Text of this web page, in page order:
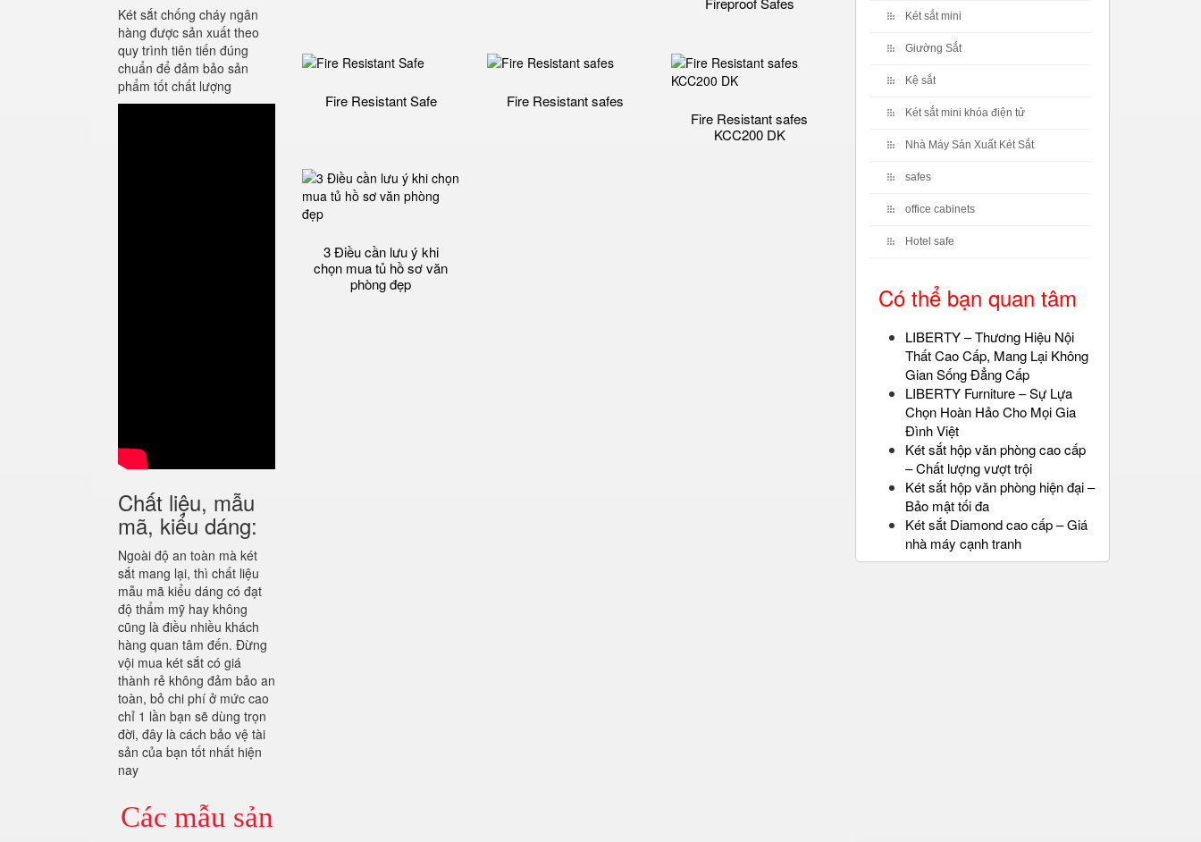
Két sắt chống cháy ngân
hàng được sản xuất theo
quy trình tiên tiến đúng
chuẩn để đảm bảo sản
phẩm tốt chất lượng
Chất liệu, mẫu
mã, kiểu dáng:
Ngoài độ an toàn mà két
sắt mang lại, thì chất liệu
mẫu mã kiểu dáng có đạt
độ thẩm mỹ hay không
cũng là điều nhiều khách
hàng quan tâm đến. Đừng
vội mua két sắt có giá
thành rẻ không đảm bảo an
toàn, bỏ chi phí ở mức cao
chỉ 1 lần bạn sẽ dùng trọn
đời, đây là cách bảo vệ tài
sản của bạn tốt nhất hiện
nay
Các mẫu sản
Fire Resistant Safe
Fire Resistant safes
Fire Resistant safes
KCC200 DK
3 Điều cần lưu ý khi
chọn mua tủ hồ sơ văn
phòng đẹp
Két sắt mini
Giường Sắt
Kệ sắt
Két sắt mini khóa điện tử
Nhà Máy Sản Xuất Két Sắt
safes
office cabinets
Hotel safe
Có thể bạn quan tâm
LIBERTY – Thương Hiệu Nội
Thất Cao Cấp, Mang Lại Không
Gian Sống Đẳng Cấp
LIBERTY Furniture – Sự Lựa
Chọn Hoàn Hảo Cho Mọi Gia
Đình Việt
Két sắt hộp văn phòng cao cấp
– Chất lượng vượt trội
Két sắt hộp văn phòng hiện đại –
Bảo mật tối đa
Két sắt Diamond cao cấp – Giá
nhà máy cạnh tranh